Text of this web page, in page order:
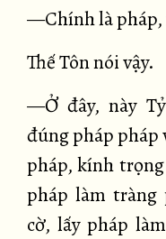
—Chính là pháp,
Thế Tôn nói vậy.
—Ở đây, này
đúng pháp pháp
pháp, kính
pháp làm tràng
cờ, lấy pháp